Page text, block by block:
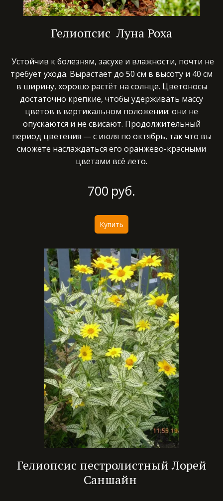
Гелиопсис Луна Роха
Устойчив к болезням, засухе и влажности, почти не
требует ухода. Вырастает до 50 см в высоту и 40 см
в ширину, хорошо растёт на солнце. Цветоносы
достаточно крепкие, чтобы удерживать массу
цветов в вертикальном положении: они не
опускаются и не свисают. Продолжительный
период цветения — с июля по октябрь, так что вы
сможете наслаждаться его оранжево-красными
цветами всё лето.
700 руб.
Купить
Гелиопсис пестролистный Лорей
Саншайн